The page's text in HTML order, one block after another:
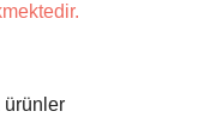
ürünler